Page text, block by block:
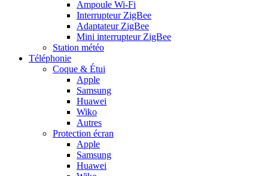
Ampoule Wi-Fi
Interrupteur ZigBee
Adaptateur ZigBee
Mini interrupteur ZigBee
Station météo
Téléphonie
Coque & Étui
Apple
Samsung
Huawei
Wiko
Autres
Protection écran
Apple
Samsung
Huawei